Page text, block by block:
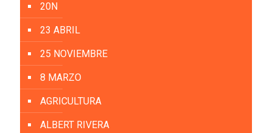
20N
23 ABRIL
25 NOVIEMBRE
8 MARZO
AGRICULTURA
ALBERT RIVERA